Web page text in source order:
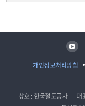
개인정보처리방침
유튜브
상호 : 한국철도공사 대